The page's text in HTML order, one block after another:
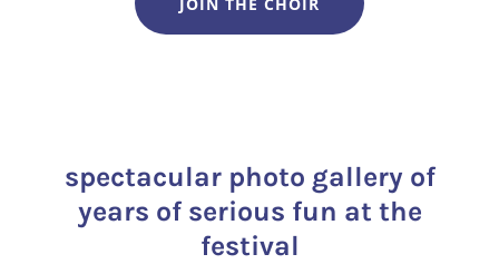
spectacular photo gallery of
years of serious fun at the
festival